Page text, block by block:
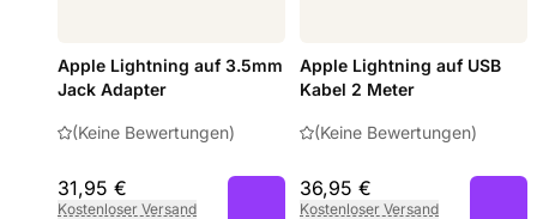
Apple Lightning auf 3.5mm
Jack Adapter
(Keine Bewertungen)
31,95 €
Kostenloser Versand
Apple Lightning auf USB
Kabel 2 Meter
(Keine Bewertungen)
36,95 €
Kostenloser Versand